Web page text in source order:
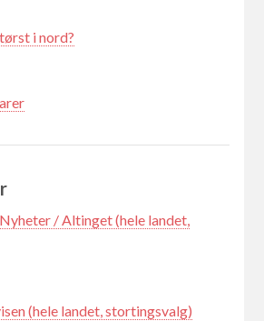
i nord?
/ Altinget (hele landet,
(hele landet, stortingsvalg)